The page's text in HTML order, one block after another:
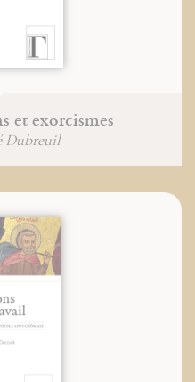
et exorcismes
Dubreuil